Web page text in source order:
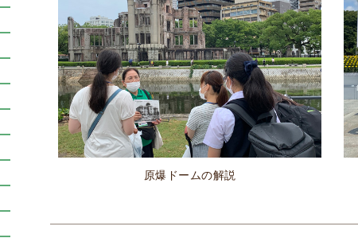
原爆ドームの解説